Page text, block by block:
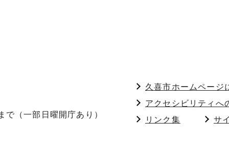
（一部日曜開庁あり）
久喜市ホームページ
アクセシビリティへ
リンク集
サ